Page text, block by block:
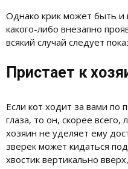
Однако крик может быть и
какого-либо внезапно
всякий случай следует
Пристает к
Если кот ходит за вами по
глаза, то он, скорее всего,
хозяин не уделяет ему
зверек может кидаться
хвостик вертикально